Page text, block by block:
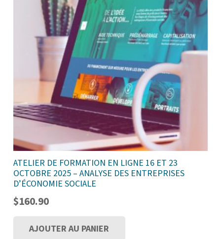
ATELIER DE FORMATION EN LIGNE 16 ET 23
OCTOBRE 2025 – ANALYSE DES ENTREPRISES
D’ÉCONOMIE SOCIALE
$160.90
AJOUTER AU PANIER